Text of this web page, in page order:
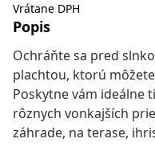
Vrátane DPH
Popis
Ochráňte sa pred
plachtou, ktorú
Poskytne vám ideálne
rôznych vonkajších
záhrade, na terase,